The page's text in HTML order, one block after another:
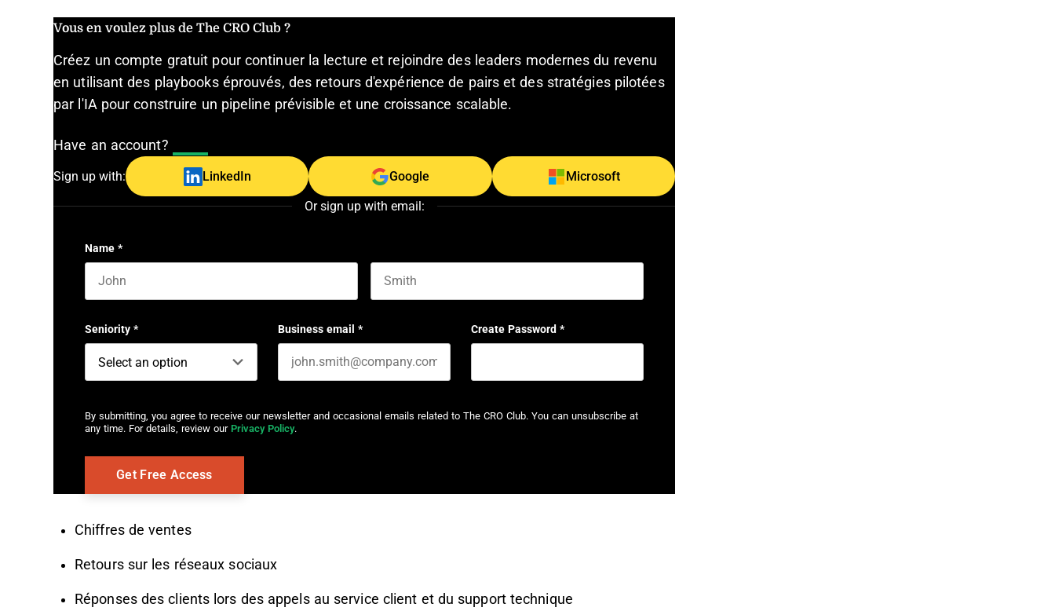
Vous en voulez plus de The CRO Club ?
Créez un compte gratuit pour continuer la lecture et rejoindre des leaders modernes du revenu
en utilisant des playbooks éprouvés, des retours d'expérience de pairs et des stratégies pilotées
par l'IA pour construire un pipeline prévisible et une croissance scalable.
Have an account?
Sign up with: LinkedIn Google Microsoft
Or sign up with email:
Name *
Seniority * Business email * Create Password *
By submitting, you agree to receive our newsletter and occasional emails related to The CRO Club. You can unsubscribe at
any time. For details, review our Privacy Policy.
Chiffres de ventes
Retours sur les réseaux sociaux
Réponses des clients lors des appels au service client et du support technique